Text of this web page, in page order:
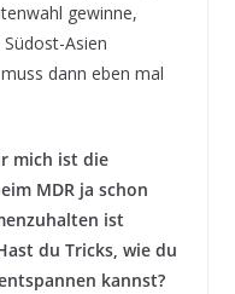
gewinne,
Asien
dann eben mal
mich ist die
MDR ja schon
ist
du Tricks, wie du
kannst?